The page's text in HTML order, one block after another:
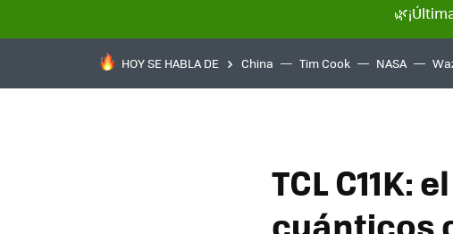
HOY SE HABLA DE China Tim Cook NASA
TCL C11K: